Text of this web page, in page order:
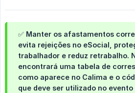
✅ Manter os afastamentos
evita rejeições no eSocial,
trabalhador e reduz retrabalho.
encontrará uma tabela de
como aparece no Calima e o
que deve ser utilizado no evento